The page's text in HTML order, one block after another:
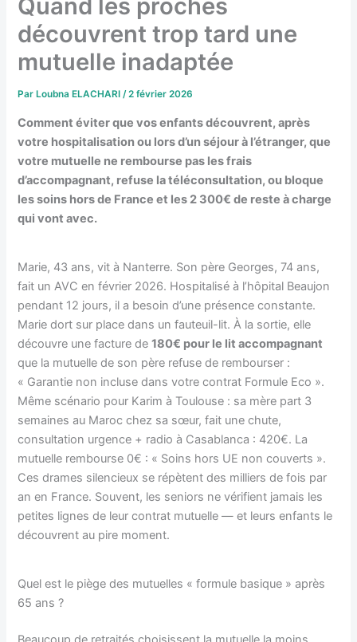
Quand les proches
découvrent trop tard une
mutuelle inadaptée
Par Loubna ELACHARI/2 février 2026
Comment éviter que vos enfants découvrent, après
votre hospitalisation ou lors d’un séjour à l’étranger, que
votre mutuelle ne rembourse pas les frais
d’accompagnant, refuse la téléconsultation, ou bloque
les soins hors de France et les 2 300€ de reste à charge
qui vont avec.
Marie, 43 ans, vit à Nanterre. Son père Georges, 74 ans,
fait un AVC en février 2026. Hospitalisé à l’hôpital Beaujon
pendant 12 jours, il a besoin d’une présence constante.
Marie dort sur place dans un fauteuil-lit. À la sortie, elle
découvre une facture de180€ pour le lit accompagnant
que la mutuelle de son père refuse de rembourser :
« Garantie non incluse dans votre contrat Formule Eco ».
Même scénario pour Karim à Toulouse : sa mère part 3
semaines au Maroc chez sa sœur, fait une chute,
consultation urgence + radio à Casablanca : 420€. La
mutuelle rembourse 0€ : « Soins hors UE non couverts ».
Ces drames silencieux se répètent des milliers de fois par
an en France. Souvent, les seniors ne vérifient jamais les
petites lignes de leur contrat mutuelle — et leurs enfants le
découvrent au pire moment.
Quel est le piège des mutuelles « formule basique » après
65 ans ?